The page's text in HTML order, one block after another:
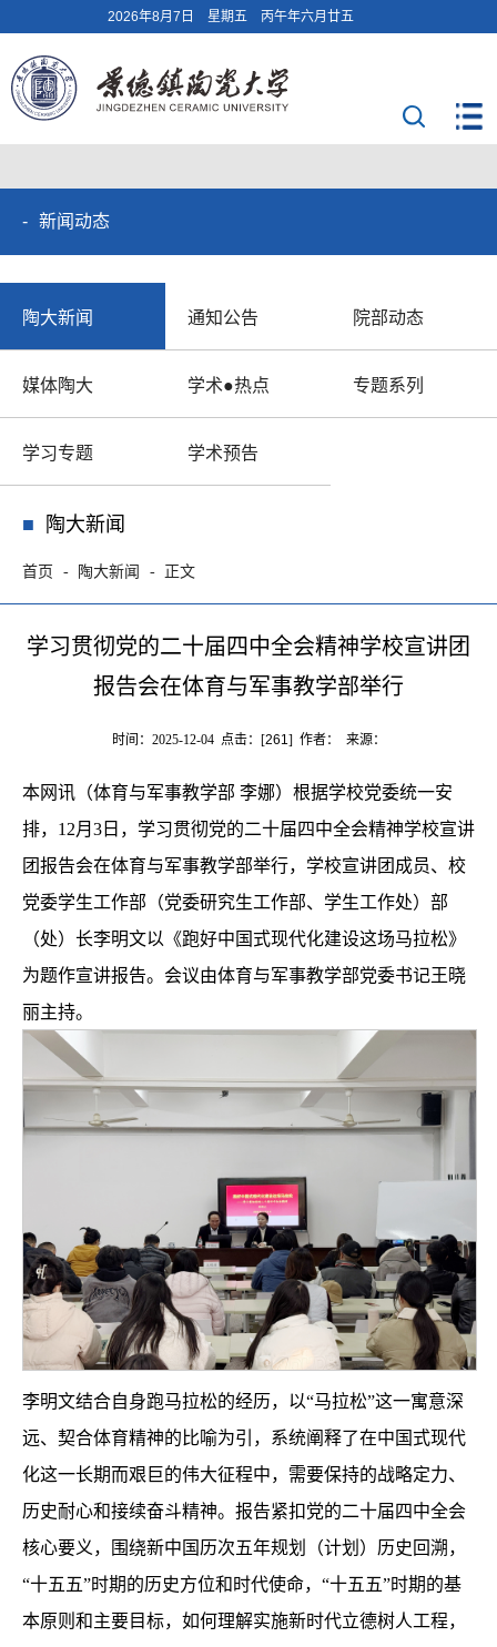
2026年8月7日 星期五 丙午年六月廿五
新闻动态
陶大新闻 通知公告 院部动态
媒体陶大 学术●热点 专题系列
学习专题 学术预告
陶大新闻
首页 陶大新闻 正文
学习贯彻党的二十届四中全会精神学校宣讲团
报告会在体育与军事教学部举行
时间：2025-12-04 点击：[261] 作者： 来源：
本网讯（体育与军事教学部 李娜）根据学校党委统一安
排，12月3日，学习贯彻党的二十届四中全会精神学校宣讲
团报告会在体育与军事教学部举行，学校宣讲团成员、校
党委学生工作部（党委研究生工作部、学生工作处）部
（处）长李明文以《跑好中国式现代化建设这场马拉松》
为题作宣讲报告。会议由体育与军事教学部党委书记王晓
丽主持。
李明文结合自身跑马拉松的经历，以“马拉松”这一寓意深
远、契合体育精神的比喻为引，系统阐释了在中国式现代
化这一长期而艰巨的伟大征程中，需要保持的战略定力、
历史耐心和接续奋斗精神。报告紧扣党的二十届四中全会
核心要义，围绕新中国历次五年规划（计划）历史回溯，
“十五五”时期的历史方位和时代使命，“十五五”时期的基
本原则和主要目标，如何理解实施新时代立德树人工程，